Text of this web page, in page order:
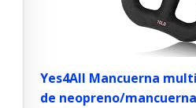
Yes4All Mancuerna
de neopreno/